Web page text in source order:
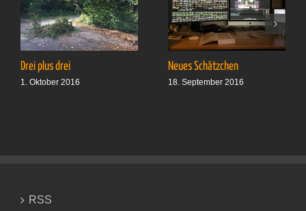
Drei plus drei
1. Oktober 2016
Neues Schätzchen
18. September 2016
RSS